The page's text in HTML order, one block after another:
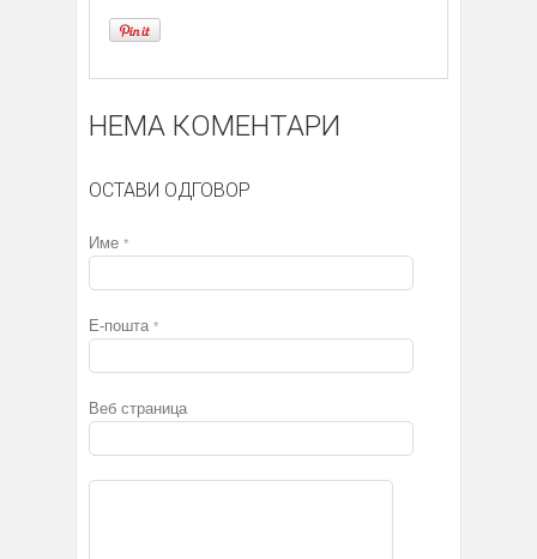
НЕМА КОМЕНТАРИ
ОСТАВИ ОДГОВОР
Име *
Е-пошта *
Веб страница